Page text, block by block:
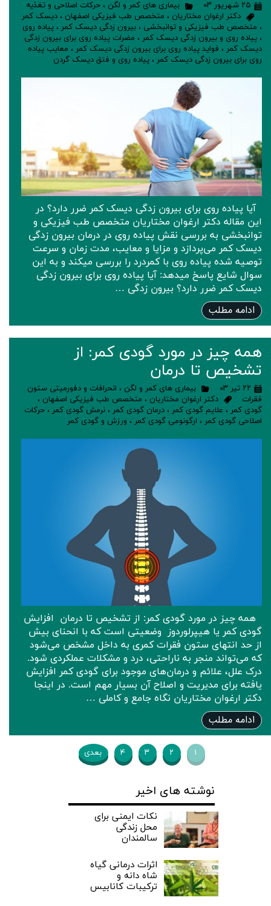
۲۵ شهریور ۰۳ بیماری های کمر و لگن ، حرکات اصلاحی و تغذیه
دکتر ارغوان مختاریان ، متخصص طب فیزیکی اصفهان ، دیسک کمر
، متخصص طب فیزیکی و توانبخشی ، بیرون زدگی دیسک کمر ، پیاده روی
، پیاده روی و بیرون زدگی دیسک کمر ، مضرات پیاده روی برای بیرون زدگی
دیسک کمر ، فواید پیاده روی برای بیرون زدگی دیسک کمر ، معایب پیاده
روی برای بیرون زدگی دیسک کمر ، پیاده روی و فتق دیسک گردن
آیا پیاده روی برای بیرون زدگی‌ دیسک کمر ضرر دارد؟ در
این مقاله دکتر ارغوان مختاریان متخصص طب فیزیکی و
توانبخشی به بررسی نقش پیاده‌ روی در درمان بیرون زدگی
دیسک کمر می‌پردازد و مزایا و معایب، مدت زمان و سرعت
توصیه‌ شده پیاده روی با کمردرد را بررسی میکند و به این
سوال شایع پاسخ میدهد: آیا پیاده روی برای بیرون زدگی
دیسک کمر ضرر دارد؟ بیرون زدگی …
ادامه مطلب
همه چیز در مورد گودی کمر: از
تشخیص تا درمان
۲۲ تیر ۰۳ بیماری های کمر و لگن ، انحرافات و دفورمیتی ستون
فقرات
دکتر ارغوان مختاریان ، متخصص طب فیزیکی اصفهان ،
گودی کمر ، علایم گودی کمر ، درمان گودی کمر ، نرمش گودی کمر ، حرکات
اصلاحی گودی کمر ، ارگونومی گودی کمر ، ورزش و گودی کمر
همه چیز در مورد گودی کمر: از تشخیص تا درمان افزایش
گودی کمر یا هیپرلوردوز وضعیتی است که با انحنای بیش
از حد انتهای ستون فقرات کمری به داخل مشخص می‌شود
که می‌تواند منجر به ناراحتی، درد و مشکلات عملکردی شود.
درک علل، علائم و درمان‌های موجود برای گودی کمر افزایش
یافته برای مدیریت و اصلاح آن بسیار مهم است. در اینجا
دکتر ارغوان مختاریان نگاه جامع و کاملی …
ادامه مطلب
۱ ۲ ۳ ۴ بعدی
نوشته های اخیر
نکات ایمنی برای
محل زندگی
سالمندان
اثرات درمانی گیاه
شاه دانه و
ترکیبات کانابیس